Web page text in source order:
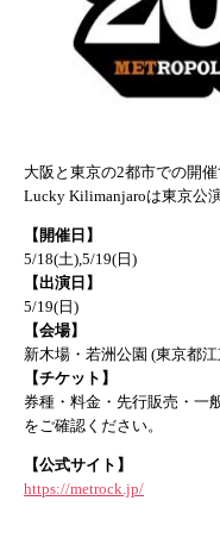
大阪と東京の2都市での開
Lucky Kilimanjaroは東京公
【開催日】
5/18(土),5/19(日)
【出演日】
5/19(日)
【会場】
新木場・若洲公園 (東京都
【チケット】
券種・料金・先行販売・一
をご確認ください。
【公式サイト】
https://metrock.jp/